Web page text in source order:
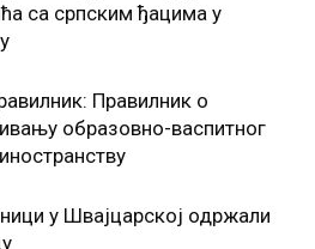
са српским ђацима у
Правилник о
образовно-васпитног
у Швајцарској одржали